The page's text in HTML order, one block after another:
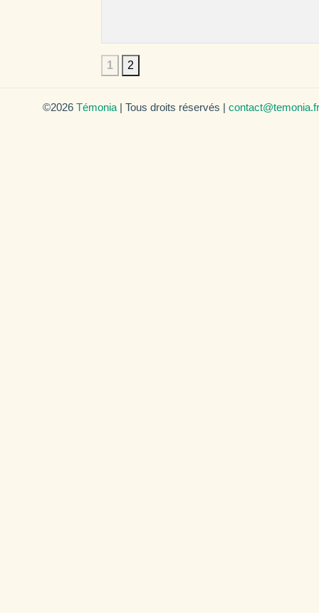
1 2
©2026 Témonia | Tous droits réservés | contact@temonia.fr